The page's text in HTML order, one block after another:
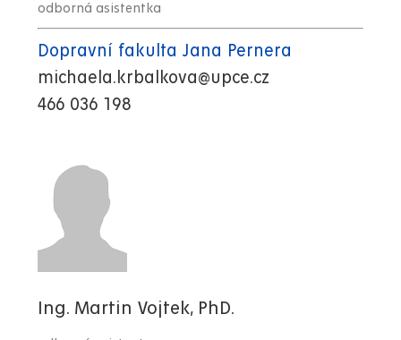
odborná asistentka
Dopravní fakulta Jana Pernera
michaela.krbalkova@upce.cz
466 036 198
Ing. Martin Vojtek, PhD.